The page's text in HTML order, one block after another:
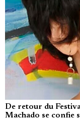
De retour du
Machado se confie